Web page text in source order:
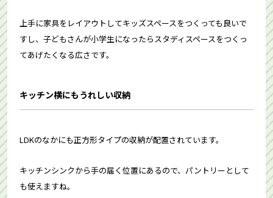
上手に家具をレイアウトしてキッズスペースをつくっても良いで
すし、子どもさんが小学生になったらスタディスペースをつくっ
てあげたくなる広さです。
キッチン横にもうれしい収納
LDKのなかにも正方形タイプの収納が配置されています。
キッチンシンクから手の届く位置にあるので、パントリーとして
も使えますね。